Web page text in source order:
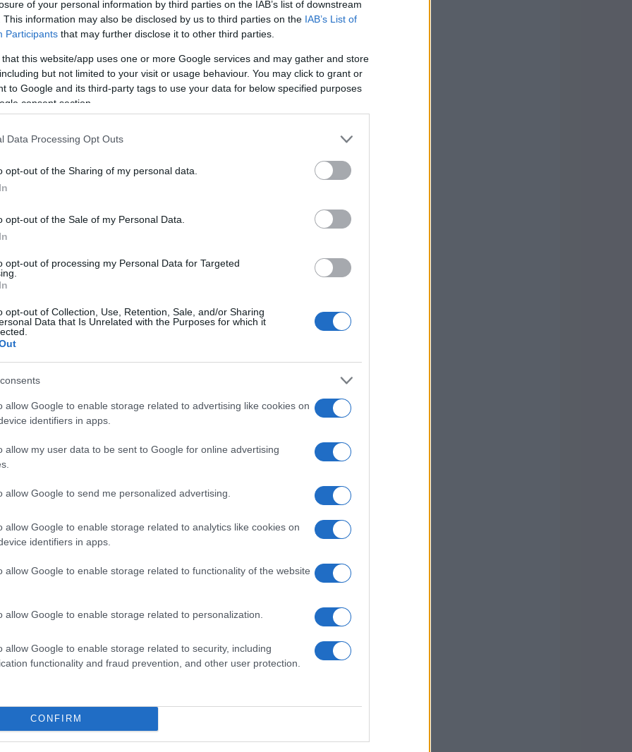
of your personal information by third parties on the IAB’s list of downstream
This information may also be disclosed by us to third parties on the IAB’s List of
Participants that may further disclose it to other third parties.
that this website/app uses one or more Google services and may gather and store
but not limited to your visit or usage behaviour. You may click to grant or
to Google and its third-party tags to use your data for below specified purposes
consent section.
Data Processing Opt Outs
opt-out of the Sharing of my personal data.
opt-out of the Sale of my Personal Data.
opt-out of processing my Personal Data for Targeted
opt-out of Collection, Use, Retention, Sale, and/or Sharing
Data that Is Unrelated with the Purposes for which it
allow Google to enable storage related to advertising like cookies on
identifiers in apps.
allow my user data to be sent to Google for online advertising
allow Google to send me personalized advertising.
allow Google to enable storage related to analytics like cookies on
identifiers in apps.
allow Google to enable storage related to functionality of the website
allow Google to enable storage related to personalization.
allow Google to enable storage related to security, including
functionality and fraud prevention, and other user protection.
CONFIRM
di sostanze stupefacenti, ha suscitato
i critici. LeWiggles, da sempre simbolo di
fondamentale dissociarsi da tali
un messaggio positivo e sano.
Wiggles
“Le
Questa affermazione non è solo una
un principio fondamentale per l’intera
sempre distinte per promuovere valori
piccoli.
variegata. Molti fan hanno espresso il loro
la propria posizione. Gli spettatori
figure di riferimento che incoraggiano
in un’epoca in cui i giovani sono
media.